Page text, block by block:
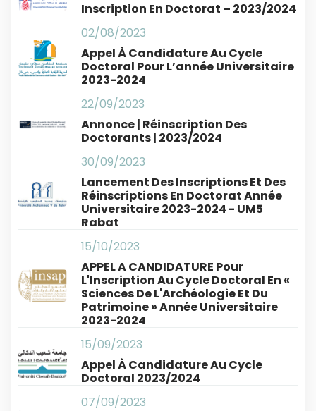
Inscription En Doctorat – 2023/2024
02/08/2023
Appel À Candidature Au Cycle
Doctoral Pour L’année Universitaire
2023-2024
22/09/2023
Annonce | Réinscription Des
Doctorants | 2023/2024
30/09/2023
Lancement Des Inscriptions Et Des
Réinscriptions En Doctorat Année
Universitaire 2023-2024 - UM5
Rabat
15/10/2023
APPEL A CANDIDATURE Pour
L'Inscription Au Cycle Doctoral En «
Sciences De L'Archéologie Et Du
Patrimoine » Année Universitaire
2023-2024
15/09/2023
Appel À Candidature Au Cycle
Doctoral 2023/2024
07/09/2023